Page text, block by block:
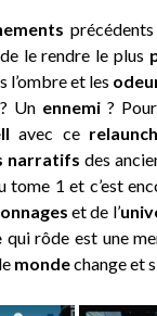
le rendre le plus
l’ombre et les
? Un ennemi? Pour
avec ce relaunch
narratifs des
tome 1 et c’est
et de l’
qui rôde est une
mondechange et